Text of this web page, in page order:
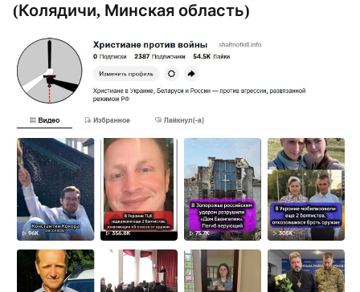
(Колядичи, Минская область)